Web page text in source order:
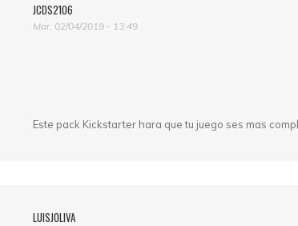
JCDS2106
Mar, 02/04/2019 - 13:49
Este pack Kickstarter hara que tu juego ses mas
LUISJOLIVA